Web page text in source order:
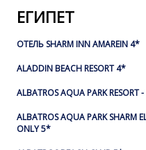
ЕГИПЕТ
ОТЕЛЬ SHARM INN AMAREIN 4*
ALADDIN BEACH RESORT 4*
ALBATROS AQUA PARK RESORT
ALBATROS AQUA PARK SHARM
ONLY 5*